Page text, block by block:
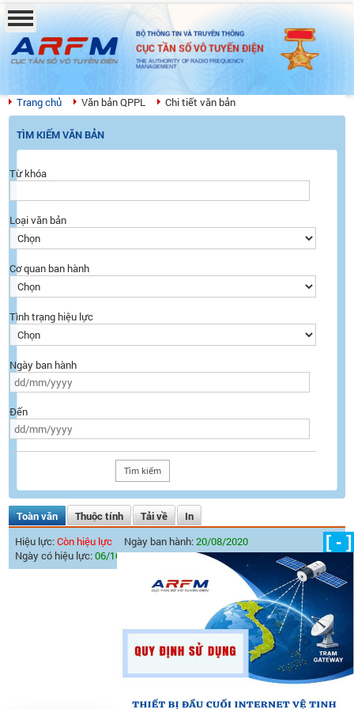
BỘ THÔNG TIN VÀ TRUYỀN THÔNG
CỤC TẦN SỐ VÔ TUYẾN ĐIỆN
THE AUTHORITY OF RADIO FREQUENCY
MANAGEMENT
Trang chủ Văn bản QPPL Chi tiết văn bản
TÌM KIẾM VĂN BẢN
Từ khóa
Loại văn bản
Cơ quan ban hành
Tình trạng hiệu lực
Ngày ban hành
Đến
Toàn văn Thuộc tính Tải về
In
Hiệu lực:Còn hiệu lực Ngày ban hành:20/08/2020
Ngày có hiệu lực:06/10/2020
[ - ]